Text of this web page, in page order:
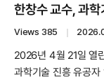
한창수 교수, 과
Views 385 ｜
2026년 4월 21일 열
과학기술 진흥 유공